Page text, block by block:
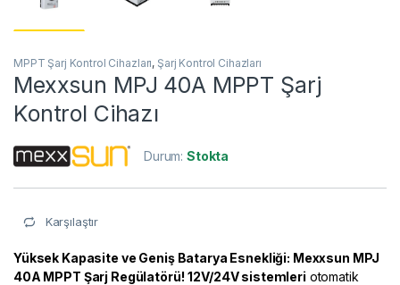
MPPT Şarj Kontrol Cihazları, Şarj Kontrol Cihazları
Mexxsun MPJ 40A MPPT Şarj
Kontrol Cihazı
Durum:Stokta
Karşılaştır
Yüksek Kapasite ve Geniş Batarya Esnekliği: Mexxsun MPJ
40A MPPT Şarj Regülatörü! 12V/24V sistemleri otomatik